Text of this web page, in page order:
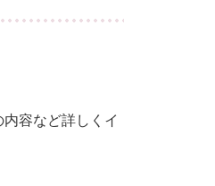
容など詳しくイ